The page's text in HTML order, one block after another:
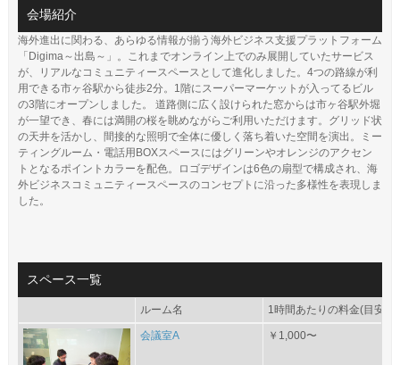
会場紹介
海外進出に関わる、あらゆる情報が揃う海外ビジネス支援プラットフォーム
「Digima～出島～」。これまでオンライン上でのみ展開していたサービス
が、リアルなコミュニティースペースとして進化しました。4つの路線が利
用できる市ヶ谷駅から徒歩2分。1階にスーパーマーケットが入ってるビル
の3階にオープンしました。 道路側に広く設けられた窓からは市ヶ谷駅外堀
が一望でき、春には満開の桜を眺めながらご利用いただけます。グリッド状
の天井を活かし、間接的な照明で全体に優しく落ち着いた空間を演出。ミー
ティングルーム・電話用BOXスペースにはグリーンやオレンジのアクセン
トとなるポイントカラーを配色。ロゴデザインは6色の扇型で構成され、海
外ビジネスコミュニティースペースのコンセプトに沿った多様性を表現しま
した。
スペース一覧
ルーム名 1時間あたりの料金(目安)
会議室A ￥1,000〜